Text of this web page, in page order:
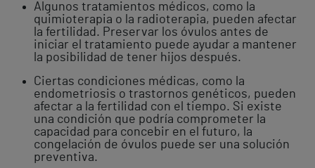
Algunos tratamientos médicos, como la
quimioterapia o la radioterapia, pueden afectar
la fertilidad. Preservar los óvulos antes de
iniciar el tratamiento puede ayudar a mantener
la posibilidad de tener hijos después.
Ciertas condiciones médicas, como la
endometriosis o trastornos genéticos, pueden
afectar a la fertilidad con el tiempo. Si existe
una condición que podría comprometer la
capacidad para concebir en el futuro, la
congelación de óvulos puede ser una solución
preventiva.